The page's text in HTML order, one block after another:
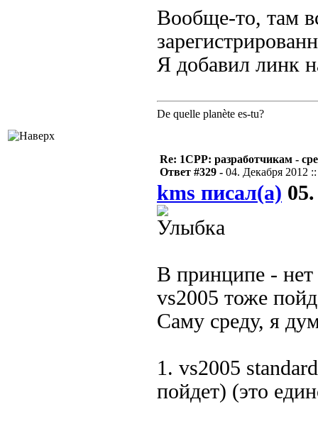
Вообще-то, там
Я добавил линк
De quelle planète es-tu?
Re: 1CPP: разработчикам -
Ответ #329 - 04. Декабря 2012
kms писал(а)
В принципе - нет
vs2005 тоже
Саму среду, я
1. vs2005
пойдет) (это